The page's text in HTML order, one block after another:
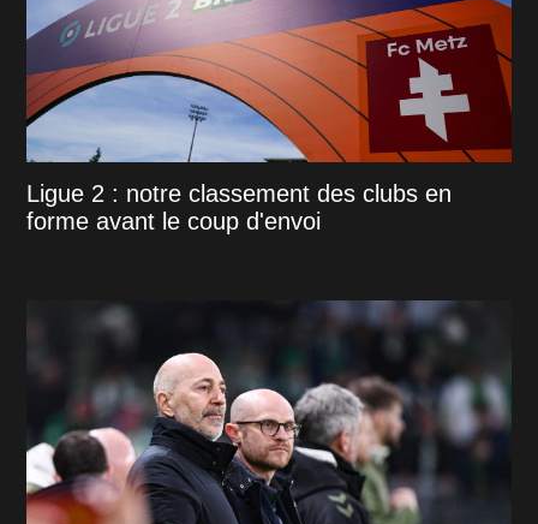
Ligue 2 : notre classement des clubs en
forme avant le coup d'envoi